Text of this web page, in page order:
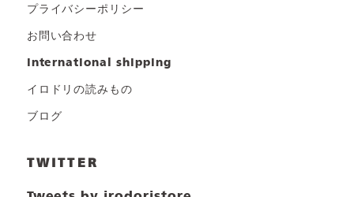
プライバシーポリシー
お問い合わせ
international shipping
イロドリの読みもの
ブログ
TWITTER